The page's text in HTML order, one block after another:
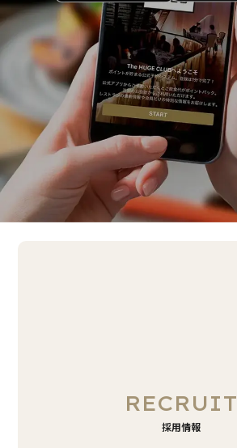
RECRUIT
採用情報